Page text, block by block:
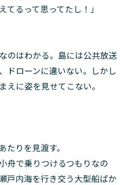
てるって思ってたし！」
のはわかる。島には公共放送
ドローンに違いない。しかし
えに姿を見せてこない。
たりを見渡す。
舟で乗りつけるつもりなの
戸内海を行き交う大型船ばか